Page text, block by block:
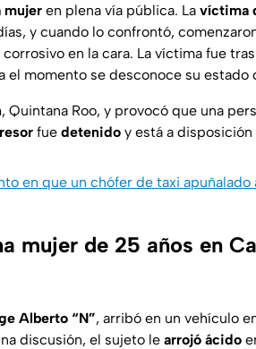
mujer en plena vía pública. La víctima
y cuando lo confrontó,
en la cara. La víctima fue
el momento se desconoce su estado
, Quintana Roo, y provocó que una
fue detenido y está a
en que un chófer de taxi
mujer de 25 años en
Alberto “N”, arribó en un vehículo
discusión, el sujeto le arrojó ácido